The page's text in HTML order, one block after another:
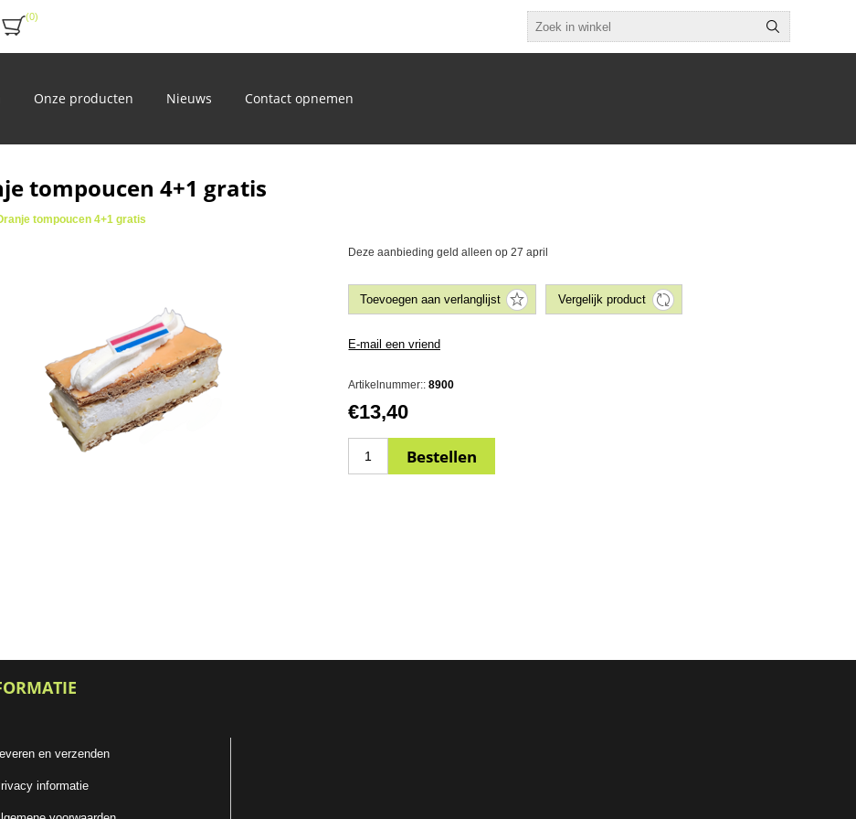
(0)
Onze producten Nieuws Contact opnemen
tompoucen 4+1 gratis
tompoucen 4+1 gratis
Deze aanbieding geld alleen op 27 april
Artikelnummer:: 8900
€13,40
Leveren en verzenden
informatie